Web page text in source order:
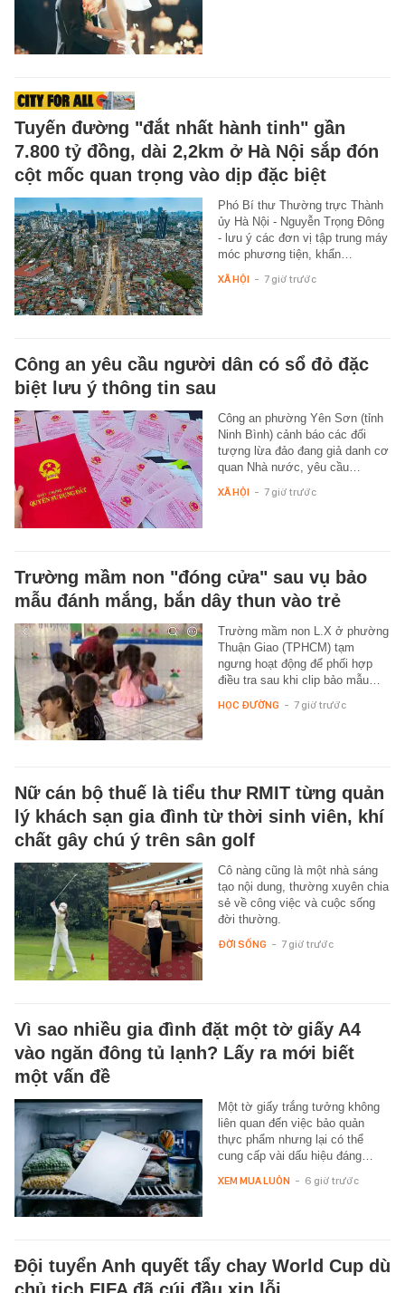
Tuyến đường "đắt nhất hành tinh" gần
7.800 tỷ đồng, dài 2,2km ở Hà Nội sắp đón
cột mốc quan trọng vào dịp đặc biệt
Phó Bí thư Thường trực Thành
ủy Hà Nội - Nguyễn Trọng Đông
- lưu ý các đơn vị tập trung máy
móc phương tiện, khẩn…
XÃ HỘI - 7 giờ trước
Công an yêu cầu người dân có sổ đỏ đặc
biệt lưu ý thông tin sau
Công an phường Yên Sơn (tỉnh
Ninh Bình) cảnh báo các đối
tượng lừa đảo đang giả danh cơ
quan Nhà nước, yêu cầu…
XÃ HỘI - 7 giờ trước
Trường mầm non "đóng cửa" sau vụ bảo
mẫu đánh mắng, bắn dây thun vào trẻ
Trường mầm non L.X ở phường
Thuận Giao (TPHCM) tạm
ngưng hoạt động để phối hợp
điều tra sau khi clip bảo mẫu…
HỌC ĐƯỜNG - 7 giờ trước
Nữ cán bộ thuế là tiểu thư RMIT từng quản
lý khách sạn gia đình từ thời sinh viên, khí
chất gây chú ý trên sân golf
Cô nàng cũng là một nhà sáng
tạo nội dung, thường xuyên chia
sẻ về công việc và cuộc sống
đời thường.
ĐỜI SỐNG - 7 giờ trước
Vì sao nhiều gia đình đặt một tờ giấy A4
vào ngăn đông tủ lạnh? Lấy ra mới biết
một vấn đề
Một tờ giấy trắng tưởng không
liên quan đến việc bảo quản
thực phẩm nhưng lại có thể
cung cấp vài dấu hiệu đáng…
XEM MUA LUÔN - 6 giờ trước
Đội tuyển Anh quyết tẩy chay World Cup dù